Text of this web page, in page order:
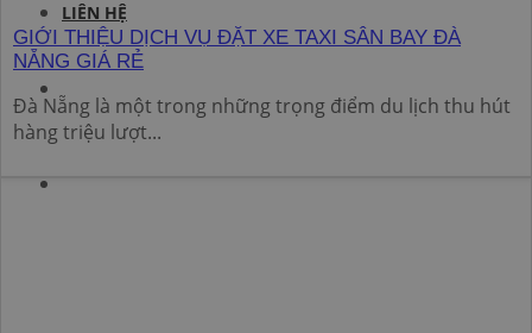
LIÊN HỆ
GIỚI THIỆU DỊCH VỤ ĐẶT XE TAXI SÂN BAY ĐÀ
NẴNG GIÁ RẺ
Đà Nẵng là một trong những trọng điểm du lịch thu hút
hàng triệu lượt...